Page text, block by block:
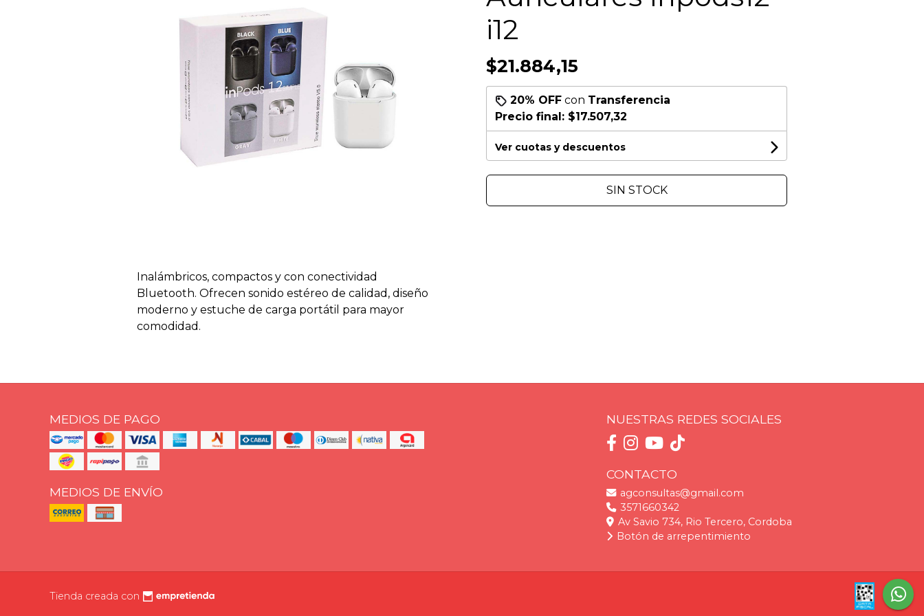
Inalámbricos, compactos y con conectividad
Bluetooth. Ofrecen sonido estéreo de calidad, diseño
moderno y estuche de carga portátil para mayor
comodidad.
i12
$21.884,15
20% OFF con Transferencia
Precio final: $17.507,32
Ver cuotas y descuentos
SIN STOCK
MEDIOS DE PAGO
MEDIOS DE ENVÍO
NUESTRAS REDES SOCIALES
CONTACTO
agconsultas@gmail.com
3571660342
Av Savio 734, Rio Tercero, Cordoba
Botón de arrepentimiento
Tienda creada con